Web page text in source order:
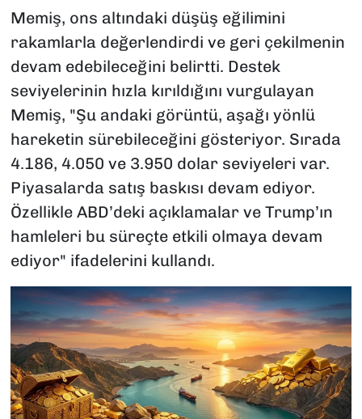
Memiş, ons altındaki düşüş eğilimini
rakamlarla değerlendirdi ve geri çekilmenin
devam edebileceğini belirtti. Destek
seviyelerinin hızla kırıldığını vurgulayan
Memiş, "Şu andaki görüntü, aşağı yönlü
hareketin sürebileceğini gösteriyor. Sırada
4.186, 4.050 ve 3.950 dolar seviyeleri var.
Piyasalarda satış baskısı devam ediyor.
Özellikle ABD’deki açıklamalar ve Trump’ın
hamleleri bu süreçte etkili olmaya devam
ediyor" ifadelerini kullandı.